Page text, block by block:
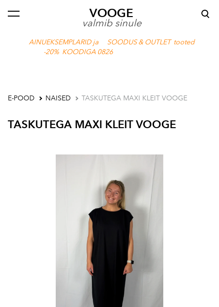
VOOGE
valmib sinule
AINUEKSEMPLARID ja SOODUS & OUTLET tooted
-20% KOODIGA 0826
lisati ostukorvi. Vaata ostukorvi
E-POOD NAISED TASKUTEGA MAXI KLEIT VOOGE
TASKUTEGA MAXI KLEIT VOOGE